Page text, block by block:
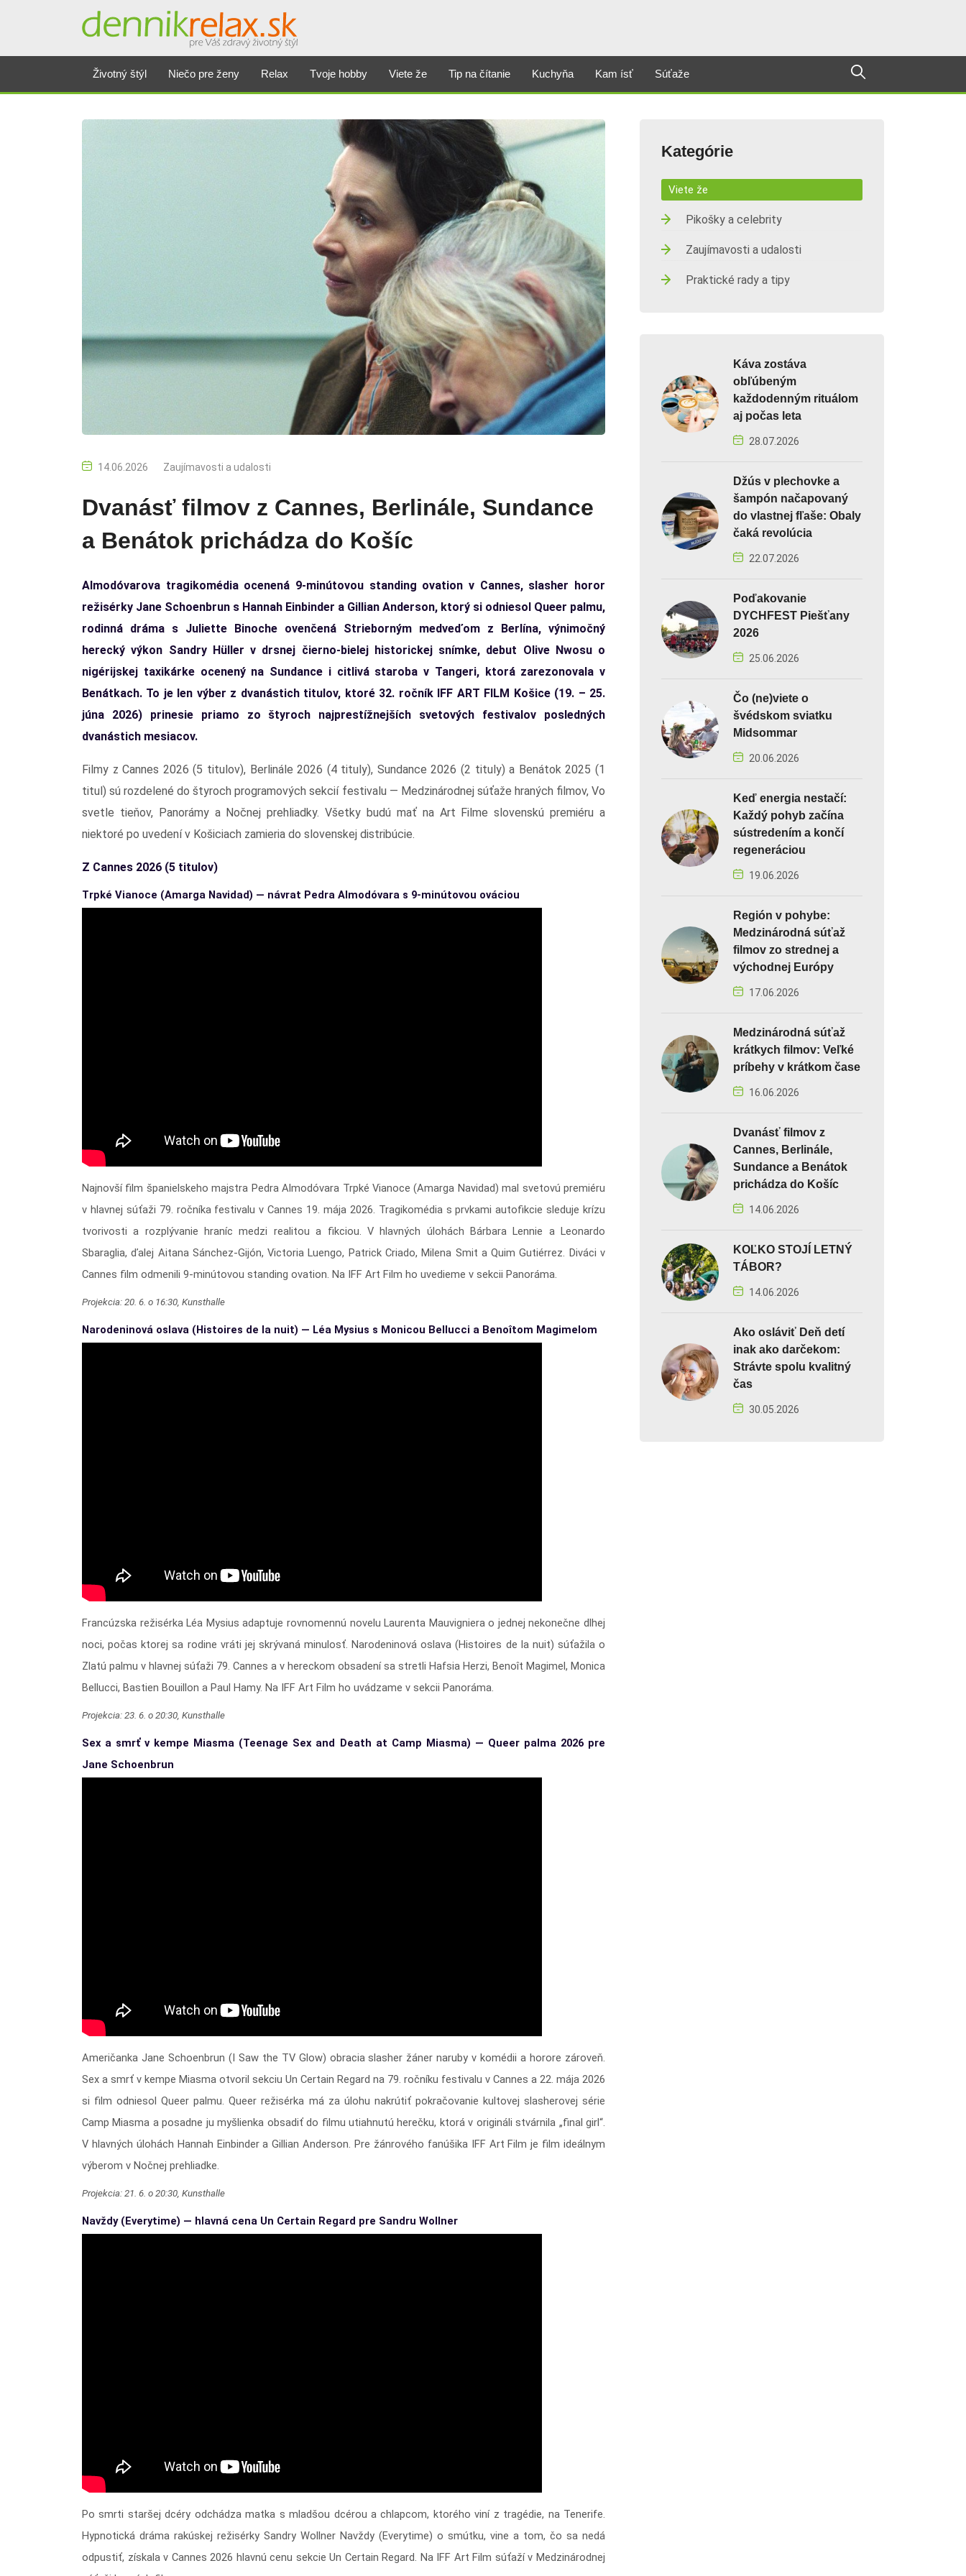
Životný štýl Niečo pre ženy Relax Tvoje hobby Viete že Tip na čítanie Kuchyňa Kam ísť Súťaže
14.06.2026 Zaujímavosti a udalosti
Dvanásť filmov z Cannes, Berlinále, Sundance
a Benátok prichádza do Košíc
Almodóvarova tragikomédia ocenená 9-minútovou standing ovation v Cannes, slasher horor
režisérky Jane Schoenbrun s Hannah Einbinder a Gillian Anderson, ktorý si odniesol Queer palmu,
rodinná dráma s Juliette Binoche ovenčená Strieborným medveďom z Berlína, výnimočný
herecký výkon Sandry Hüller v drsnej čierno-bielej historickej snímke, debut Olive Nwosu o
nigérijskej taxikárke ocenený na Sundance i citlivá staroba v Tangeri, ktorá zarezonovala v
Benátkach. To je len výber z dvanástich titulov, ktoré 32. ročník IFF ART FILM Košice (19. – 25.
júna 2026) prinesie priamo zo štyroch najprestížnejších svetových festivalov posledných
dvanástich mesiacov.
Filmy z Cannes 2026 (5 titulov), Berlinále 2026 (4 tituly), Sundance 2026 (2 tituly) a Benátok 2025 (1
titul) sú rozdelené do štyroch programových sekcií festivalu — Medzinárodnej súťaže hraných filmov, Vo
svetle tieňov, Panorámy a Nočnej prehliadky. Všetky budú mať na Art Filme slovenskú premiéru a
niektoré po uvedení v Košiciach zamieria do slovenskej distribúcie.
Z Cannes 2026 (5 titulov)
Trpké Vianoce (Amarga Navidad) — návrat Pedra Almodóvara s 9-minútovou ováciou
Najnovší film španielskeho majstra Pedra Almodóvara Trpké Vianoce (Amarga Navidad) mal svetovú premiéru
v hlavnej súťaži 79. ročníka festivalu v Cannes 19. mája 2026. Tragikomédia s prvkami autofikcie sleduje krízu
tvorivosti a rozplývanie hraníc medzi realitou a fikciou. V hlavných úlohách Bárbara Lennie a Leonardo
Sbaraglia, ďalej Aitana Sánchez-Gijón, Victoria Luengo, Patrick Criado, Milena Smit a Quim Gutiérrez. Diváci v
Cannes film odmenili 9-minútovou standing ovation. Na IFF Art Film ho uvedieme v sekcii Panoráma.
Projekcia: 20. 6. o 16:30, Kunsthalle
Narodeninová oslava (Histoires de la nuit) — Léa Mysius s Monicou Bellucci a Benoîtom Magimelom
Francúzska režisérka Léa Mysius adaptuje rovnomennú novelu Laurenta Mauvigniera o jednej nekonečne dlhej
noci, počas ktorej sa rodine vráti jej skrývaná minulosť. Narodeninová oslava (Histoires de la nuit) súťažila o
Zlatú palmu v hlavnej súťaži 79. Cannes a v hereckom obsadení sa stretli Hafsia Herzi, Benoît Magimel, Monica
Bellucci, Bastien Bouillon a Paul Hamy. Na IFF Art Film ho uvádzame v sekcii Panoráma.
Projekcia: 23. 6. o 20:30, Kunsthalle
Sex a smrť v kempe Miasma (Teenage Sex and Death at Camp Miasma) — Queer palma 2026 pre
Jane Schoenbrun
Američanka Jane Schoenbrun (I Saw the TV Glow) obracia slasher žáner naruby v komédii a horore zároveň.
Sex a smrť v kempe Miasma otvoril sekciu Un Certain Regard na 79. ročníku festivalu v Cannes a 22. mája 2026
si film odniesol Queer palmu. Queer režisérka má za úlohu nakrútiť pokračovanie kultovej slasherovej série
Camp Miasma a posadne ju myšlienka obsadiť do filmu utiahnutú herečku, ktorá v origináli stvárnila „final girl“.
V hlavných úlohách Hannah Einbinder a Gillian Anderson. Pre žánrového fanúšika IFF Art Film je film ideálnym
výberom v Nočnej prehliadke.
Projekcia: 21. 6. o 20:30, Kunsthalle
Navždy (Everytime) — hlavná cena Un Certain Regard pre Sandru Wollner
Po smrti staršej dcéry odchádza matka s mladšou dcérou a chlapcom, ktorého viní z tragédie, na Tenerife.
Hypnotická dráma rakúskej režisérky Sandry Wollner Navždy (Everytime) o smútku, vine a tom, čo sa nedá
odpustiť, získala v Cannes 2026 hlavnú cenu sekcie Un Certain Regard. Na IFF Art Film súťaží v Medzinárodnej
Kategórie
Viete že
Pikošky a celebrity
Zaujímavosti a udalosti
Praktické rady a tipy
Káva zostáva
obľúbeným
každodenným rituálom
aj počas leta
28.07.2026
Džús v plechovke a
šampón načapovaný
do vlastnej fľaše: Obaly
čaká revolúcia
22.07.2026
Poďakovanie
DYCHFEST Piešťany
2026
25.06.2026
Čo (ne)viete o
švédskom sviatku
Midsommar
20.06.2026
Keď energia nestačí:
Každý pohyb začína
sústredením a končí
regeneráciou
19.06.2026
Región v pohybe:
Medzinárodná súťaž
filmov zo strednej a
východnej Európy
17.06.2026
Medzinárodná súťaž
krátkych filmov: Veľké
príbehy v krátkom čase
16.06.2026
Dvanásť filmov z
Cannes, Berlinále,
Sundance a Benátok
prichádza do Košíc
14.06.2026
KOĽKO STOJÍ LETNÝ
TÁBOR?
14.06.2026
Ako osláviť Deň detí
inak ako darčekom:
Strávte spolu kvalitný
čas
30.05.2026